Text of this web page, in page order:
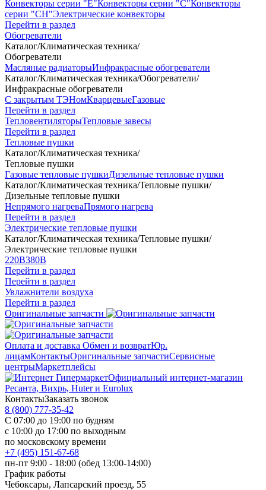
Конвекторы серии "Е"Конвекторы серии "С"Конвекторы
серии "СН"Электрические конвекторы
Перейти в раздел
Обогреватели
Каталог/Климатическая техника/
Обогреватели
Масляные радиаторыИнфракрасные обогреватели
Каталог/Климатическая техника/Обогреватели/
Инфракрасные обогреватели
С закрытым ТЭНомКварцевыеГазовые
Перейти в раздел
ТепловентиляторыТепловые завесы
Перейти в раздел
Тепловые пушки
Каталог/Климатическая техника/
Тепловые пушки
Газовые тепловые пушкиДизельные тепловые пушки
Каталог/Климатическая техника/Тепловые пушки/
Дизельные тепловые пушки
Непрямого нагреваПрямого нагрева
Перейти в раздел
Электрические тепловые пушки
Каталог/Климатическая техника/Тепловые пушки/
Электрические тепловые пушки
220В380В
Перейти в раздел
Перейти в раздел
Увлажнители воздуха
Перейти в раздел
Оригинальные запчасти
Оплата и доставка Обмен и возвратЮр.
лицамКонтактыОригинальные запчастиСервисные
центрыМаркетплейсы
Официальный интернет-магазин
Ресанта, Вихрь, Huter и Eurolux
КонтактыЗаказать звонок
8 (800) 777-35-42
С 07:00 до 19:00 по будням
с 10:00 до 17:00 по выходным
по московскому времени
+7 (495) 151-67-68
пн-пт 9:00 - 18:00 (обед 13:00-14:00)
График работы
Чебоксары, Лапсарский проезд, 55